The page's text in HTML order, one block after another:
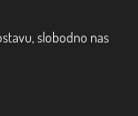
slobodno nas